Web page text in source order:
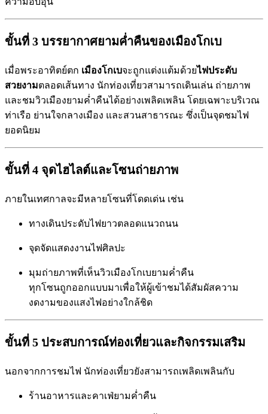
ขั้นที่ 3 บรรยากาศยามค่ำคืนของเมืองโกเบ
เมื่อพระอาทิตย์ตก เมืองโกเบจะถูกแต่งแต้มด้วยไฟประดับ
สวยงามตลอดเส้นทาง นักท่องเที่ยวสามารถเดินเล่น ถ่ายภาพ
และชมวิวเมืองยามค่ำคืนได้อย่างเพลิดเพลิน โดยเฉพาะบริเวณ
ท่าเรือ ย่านใจกลางเมือง และสวนสาธารณะ ซึ่งเป็นจุดชมไฟ
ยอดนิยม
ขั้นที่ 4 จุดไฮไลต์และโซนถ่ายภาพ
ภายในเทศกาลจะมีหลายโซนที่โดดเด่น เช่น
ทางเดินประดับไฟยาวตลอดแนวถนน
จุดจัดแสดงงานไฟศิลปะ
มุมถ่ายภาพที่เห็นวิวเมืองโกเบยามค่ำคืน
ทุกโซนถูกออกแบบมาเพื่อให้ผู้เข้าชมได้สัมผัสความ
งดงามของแสงไฟอย่างใกล้ชิด
ขั้นที่ 5 ประสบการณ์ท่องเที่ยวและกิจกรรมเสริม
นอกจากการชมไฟ นักท่องเที่ยวยังสามารถเพลิดเพลินกับ
ร้านอาหารและคาเฟ่ยามค่ำคืน